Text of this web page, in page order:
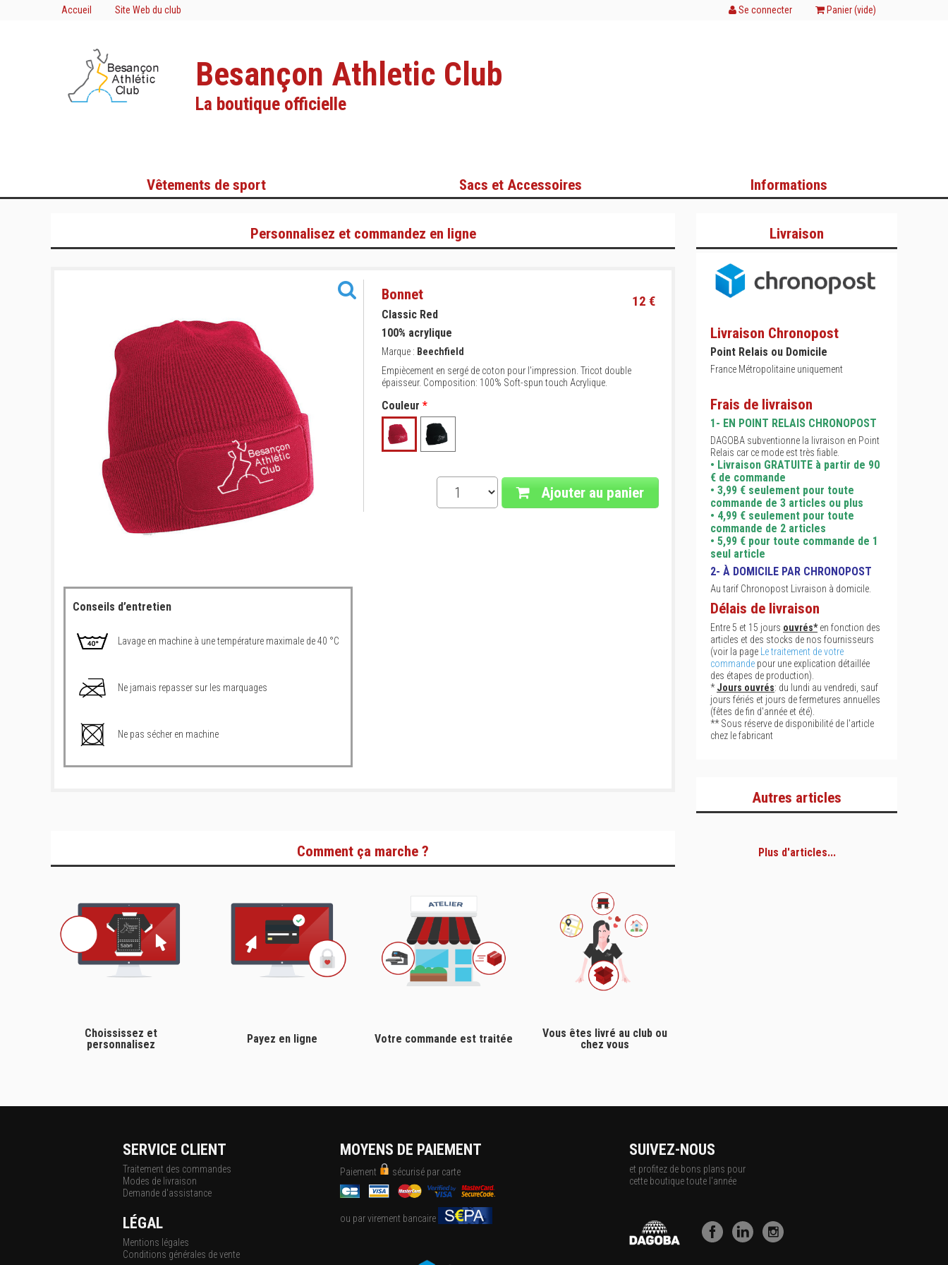
Accueil Site Web du club Se connecter Panier (vide)
Besançon Athletic Club
La boutique officielle
Vêtements de sport Sacs et Accessoires Informations
Personnalisez et commandez en ligne
Conseils d’entretien
Lavage en machine à une température maximale de 40 °C
Ne jamais repasser sur les marquages
Ne pas sécher en machine
Bonnet 12 €
Classic Red
100% acrylique
Marque : Beechfield
Empiècement en sergé de coton pour l'impression. Tricot double
épaisseur. Composition: 100% Soft-spun touch Acrylique.
Couleur *
Ajouter au panier
Comment ça marche ?
Choississez et
personnalisez
Payez en ligne Votre commande est traitée
Vous êtes livré au club ou
chez vous
Livraison
Livraison Chronopost
Point Relais ou Domicile
France Métropolitaine uniquement
Frais de livraison
1- EN POINT RELAIS CHRONOPOST
DAGOBA subventionne la livraison en Point
Relais car ce mode est très fiable.
• Livraison GRATUITE à partir de 90
€ de commande
• 3,99 € seulement pour toute
commande de 3 articles ou plus
• 4,99 € seulement pour toute
commande de 2 articles
• 5,99 € pour toute commande de 1
seul article
2- À DOMICILE PAR CHRONOPOST
Au tarif Chronopost Livraison à domicile.
Délais de livraison
Entre 5 et 15 jours ouvrés*en fonction des
articles et des stocks de nos fournisseurs
(voir la page
Le traitement de votre
commande pour une explication détaillée
des étapes de production).
*Jours ouvrés: du lundi au vendredi, sauf
jours fériés et jours de fermetures annuelles
(fêtes de fin d'année et été).
** Sous réserve de disponibilité de l'article
chez le fabricant
Autres articles
Plus d'articles...
SERVICE CLIENT
Traitement des commandes
Modes de livraison
Demande d'assistance
LÉGAL
Mentions légales
Conditions générales de vente
MOYENS DE PAIEMENT
Paiement sécurisé par carte
ou par virement bancaire
SUIVEZ-NOUS
et profitez de bons plans pour
cette boutique toute l'année